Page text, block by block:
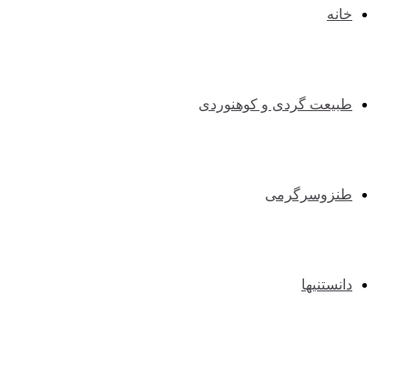
خانه
طبیعت گردی و کوهنوردی
طنزوسرگرمی
دانستنیها